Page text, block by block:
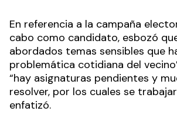
En referencia a la campaña
cabo como candidato, esbozó
abordados temas sensibles que
problemática cotidiana del
“hay asignaturas pendientes y
resolver, por los cuales se
enfatizó.